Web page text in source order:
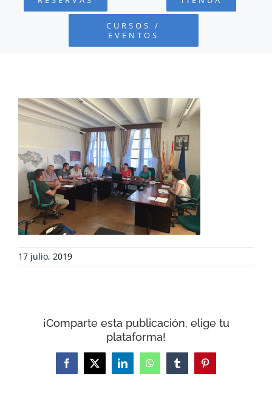
FUNDACIÓN
COLABORA
RECURSOS
NOTICIAS
CONTACTO
CURSOS /
EVENTOS
17 julio, 2019
¡Comparte esta publicación, elige tu
plataforma!
Facebook
X LinkedInWhatsAppTumblrPinterest